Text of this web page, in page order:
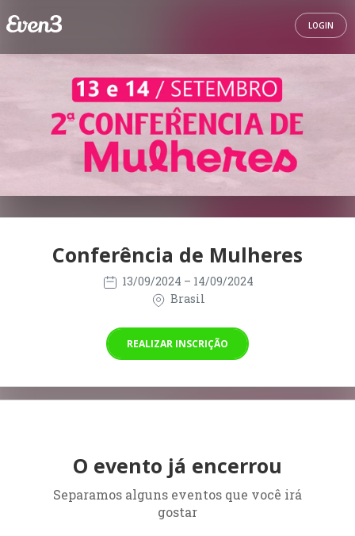
LOGIN
Conferência de Mulheres
13/09/2024 – 14/09/2024
Brasil
REALIZAR INSCRIÇÃO
O evento já encerrou
Separamos alguns eventos que você irá
gostar